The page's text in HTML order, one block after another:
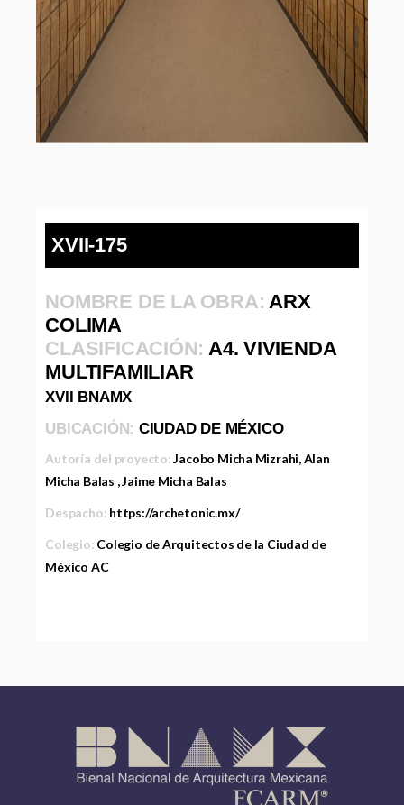
XVII-175
NOMBRE DE LA OBRA:ARX
COLIMA
CLASIFICACIÓN:A4. VIVIENDA
MULTIFAMILIAR
XVII BNAMX
UBICACIÓN: CIUDAD DE MÉXICO
Autoría del proyecto:Jacobo Micha Mizrahi, Alan
Micha Balas , Jaime Micha Balas
Despacho: https://archetonic.mx/
Colegio: Colegio de Arquitectos de la Ciudad de
México AC